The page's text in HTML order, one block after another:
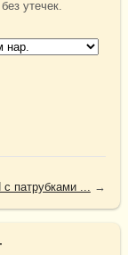
утечек.
патрубками ... →